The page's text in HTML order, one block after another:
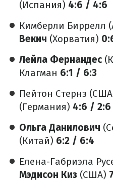
(Испания) 4:6 / 4:6
Кимберли Биррелл
Векич (Хорватия)
Лейла Фернандес
Клагман 6:1 / 6:3
Пейтон Стернз
(Германия) 4:6 / 2:6
Ольга Данилович
(Китай) 6:2 / 6:4
Елена-Габриэла
Мэдисон Киз (США)